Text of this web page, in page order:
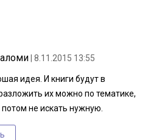
| 8.11.2015 13:55
идея. И книги будут в
их можно по тематике,
не искать нужную.